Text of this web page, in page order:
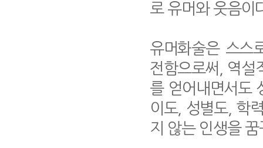
로 유머와 웃음이
유머화술은 스스
전함으로써, 역설
를 얻어내면서도
이도, 성별도, 학
지 않는 인생을